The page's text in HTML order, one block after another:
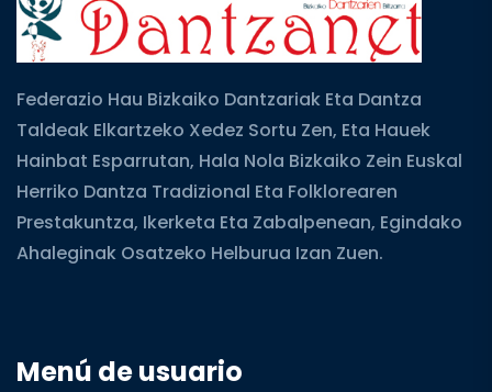
Federazio Hau Bizkaiko Dantzariak Eta Dantza
Taldeak Elkartzeko Xedez Sortu Zen, Eta Hauek
Hainbat Esparrutan, Hala Nola Bizkaiko Zein Euskal
Herriko Dantza Tradizional Eta Folklorearen
Prestakuntza, Ikerketa Eta Zabalpenean, Egindako
Ahaleginak Osatzeko Helburua Izan Zuen.
Menú de usuario